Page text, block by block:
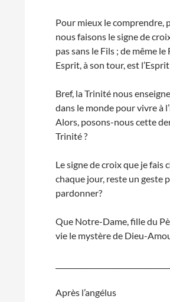
Pour mieux le comprendre,
nous faisons le signe de
pas sans le Fils ; de même
Esprit, à son tour, est
Bref, la Trinité nous
dans le monde pour vivre à
Alors, posons-nous cette
Trinité ?
Le signe de croix que je fais
chaque jour, reste un geste
pardonner?
Que Notre-Dame, fille du
vie le mystère de Dieu-
Après l’angélus